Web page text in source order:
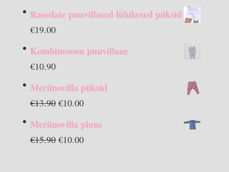
Rasedate puuvillased lühikesed püksid
€19.00
Kombinesoon puuvillane
€10.90
Meriinovilla püksid
€13.90 Algne
€10.00Praegune
on:
Meriinovilla pluus
€15.90 Algne
€10.00Praegune